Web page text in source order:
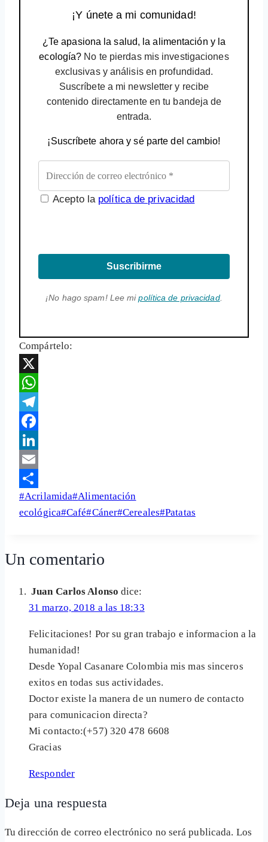
¡Y únete a mi comunidad!
¿Te apasiona la salud, la alimentación y la
ecología? No te pierdas mis investigaciones
exclusivas y análisis en profundidad.
Suscríbete a mi newsletter y recibe
contenido directamente en tu bandeja de
entrada.
¡Suscríbete ahora y sé parte del cambio!
Acepto la política de privacidad
Suscribirme
¡No hago spam! Lee mipolítica de privacidad.
Compártelo:
X
WhatsApp
Telegram
Facebook
LinkedIn
Email
Share
Etiquetas
de
#Acrilamida#Alimentación
ecológica#Café#Cáner#Cereales#Patatas
Un comentario
Juan Carlos Alonso dice:
31 marzo, 2018 a las 18:33
Felicitaciones! Por su gran trabajo e informacion a la
humanidad!
Desde Yopal Casanare Colombia mis mas sinceros
exitos en todas sus actividades.
Doctor existe la manera de un numero de contacto
para comunicacion directa?
Mi contacto:(+57) 320 478 6608
Gracias
Responder
Deja una respuesta
Tu dirección de correo electrónico no será publicada. Los